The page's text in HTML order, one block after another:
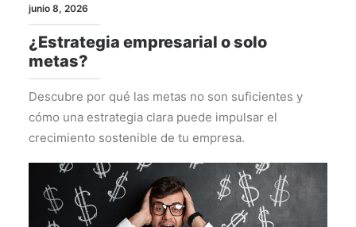
junio 8, 2026
¿Estrategia empresarial o solo
metas?
Descubre por qué las metas no son suficientes y
cómo una estrategia clara puede impulsar el
crecimiento sostenible de tu empresa.